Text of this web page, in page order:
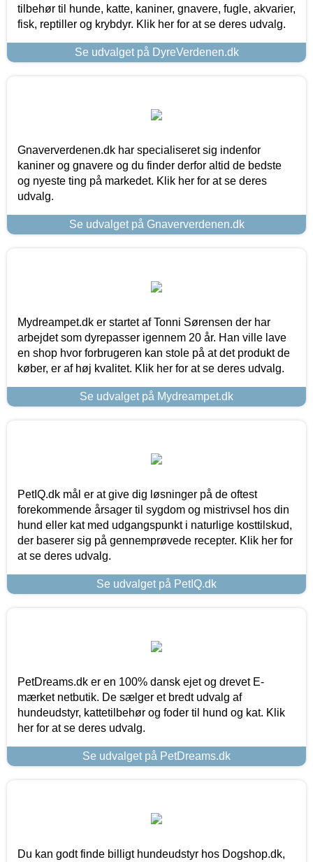
tilbehør til hunde, katte, kaniner, gnavere, fugle, akvarier,
fisk, reptiller og krybdyr. Klik her for at se deres udvalg.
Se udvalget på DyreVerdenen.dk
Gnaververdenen.dk har specialiseret sig indenfor
kaniner og gnavere og du finder derfor altid de bedste
og nyeste ting på markedet. Klik her for at se deres
udvalg.
Se udvalget på Gnaververdenen.dk
Mydreampet.dk er startet af Tonni Sørensen der har
arbejdet som dyrepasser igennem 20 år. Han ville lave
en shop hvor forbrugeren kan stole på at det produkt de
køber, er af høj kvalitet. Klik her for at se deres udvalg.
Se udvalget på Mydreampet.dk
PetIQ.dk mål er at give dig løsninger på de oftest
forekommende årsager til sygdom og mistrivsel hos din
hund eller kat med udgangspunkt i naturlige kosttilskud,
der baserer sig på gennemprøvede recepter. Klik her for
at se deres udvalg.
Se udvalget på PetIQ.dk
PetDreams.dk er en 100% dansk ejet og drevet E-
mærket netbutik. De sælger et bredt udvalg af
hundeudstyr, kattetilbehør og foder til hund og kat. Klik
her for at se deres udvalg.
Se udvalget på PetDreams.dk
Du kan godt finde billigt hundeudstyr hos Dogshop.dk,